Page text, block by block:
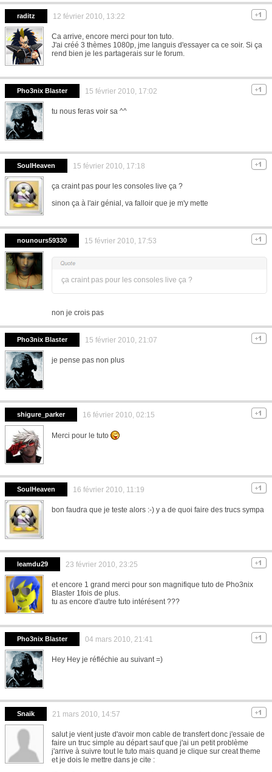
raditz 12 février 2010, 13:22
Ca arrive, encore merci pour ton tuto.
J'ai créé 3 thèmes 1080p, jme languis d'essayer ca ce soir. Si ça
rend bien je les partagerais sur le forum.
Pho3nix Blaster 15 février 2010, 17:02
tu nous feras voir sa ^^
SoulHeaven 15 février 2010, 17:18
ça craint pas pour les consoles live ça ?
sinon ça à l'air génial, va falloir que je m'y mette
nounours59330 15 février 2010, 17:53
ça craint pas pour les consoles live ça ?
non je crois pas
Pho3nix Blaster 15 février 2010, 21:07
je pense pas non plus
shigure_parker 16 février 2010, 02:15
Merci pour le tuto
SoulHeaven 16 février 2010, 11:19
bon faudra que je teste alors :-) y a de quoi faire des trucs sympa
leamdu29 23 février 2010, 23:25
et encore 1 grand merci pour son magnifique tuto de Pho3nix
Blaster 1fois de plus.
tu as encore d'autre tuto intérésent ???
Pho3nix Blaster 04 mars 2010, 21:41
Hey Hey je réfléchie au suivant =)
Snaik 21 mars 2010, 14:57
salut je vient juste d'avoir mon cable de transfert donc j'essaie de
faire un truc simple au départ sauf que j'ai un petit problème
j'arrive à suivre tout le tuto mais quand je clique sur creat theme
et je dois le mettre dans je cite :